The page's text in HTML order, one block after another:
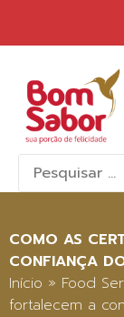
Pesquisar
por:
COMO AS
CONFIANÇA
Início » Food
fortalecem a